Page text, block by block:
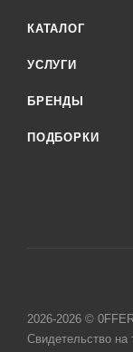
КАТАЛОГ
УСЛУГИ
БРЕНДЫ
ПОДБОРКИ
2026-2026 ©
Свидетельство